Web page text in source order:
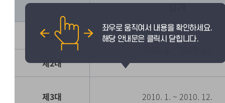
임기
제1대
제2대
제3대 2010. 1. ~ 2010. 12.